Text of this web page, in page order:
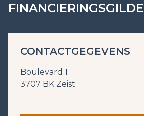
FINANCIERINGSGILDE
CONTACTGEGEVENS
Boulevard 1
3707 BK Zeist